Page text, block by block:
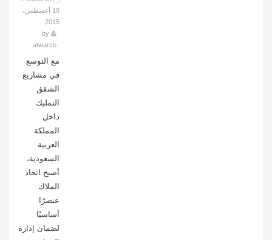
18 أغسطس،
2015
atwarco
مع التوسع
في مشاريع
الشقق
التمليك
داخل
المملكة
العربية
السعودية،
أصبح اتحاد
الملاك
عنصرًا
أساسيًا
لضمان إدارة